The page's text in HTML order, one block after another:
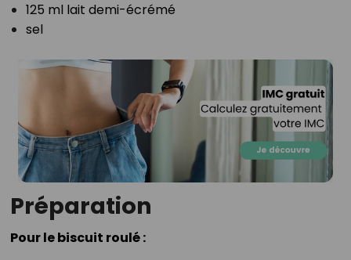
125 ml lait demi-écrémé⁣
sel⁣
Préparation
Pour le biscuit roulé :⁣